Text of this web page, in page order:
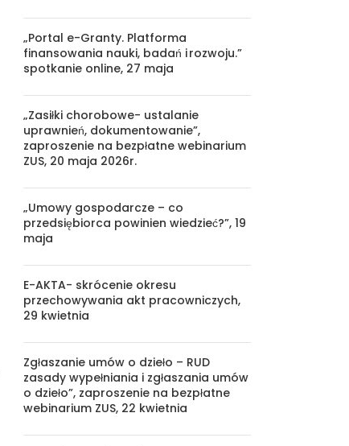
„Portal e-Granty. Platforma
finansowania nauki, badań i rozwoju.”
spotkanie online, 27 maja
„Zasiłki chorobowe- ustalanie
uprawnień, dokumentowanie”,
zaproszenie na bezpłatne webinarium
ZUS, 20 maja 2026r.
„Umowy gospodarcze – co
przedsiębiorca powinien wiedzieć?”, 19
maja
E-AKTA- skrócenie okresu
przechowywania akt pracowniczych,
29 kwietnia
Zgłaszanie umów o dzieło – RUD
zasady wypełniania i zgłaszania umów
o dzieło”, zaproszenie na bezpłatne
webinarium ZUS, 22 kwietnia